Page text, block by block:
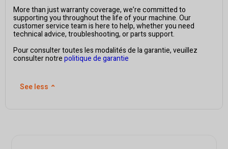
More than just warranty coverage, we’re committed to
supporting you throughout the life of your machine. Our
customer service team is here to help, whether you need
technical advice, troubleshooting, or parts support.
Pour consulter toutes les modalités de la garantie, veuillez
consulter notrepolitique de garantie
See less ⌃